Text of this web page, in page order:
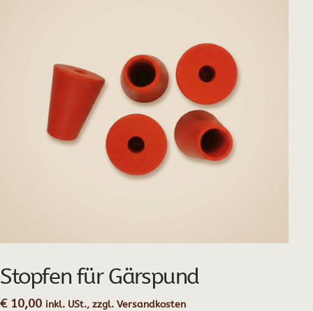
Stopfen für Gärspund
€10,00 inkl. USt., zzgl. Versandkosten